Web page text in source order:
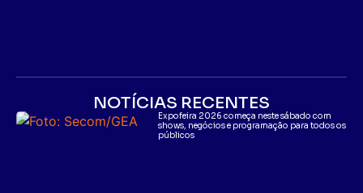
NOTÍCIAS RECENTES
Expofeira 2026 começa neste sábado com
shows, negócios e programação para todos os
públicos